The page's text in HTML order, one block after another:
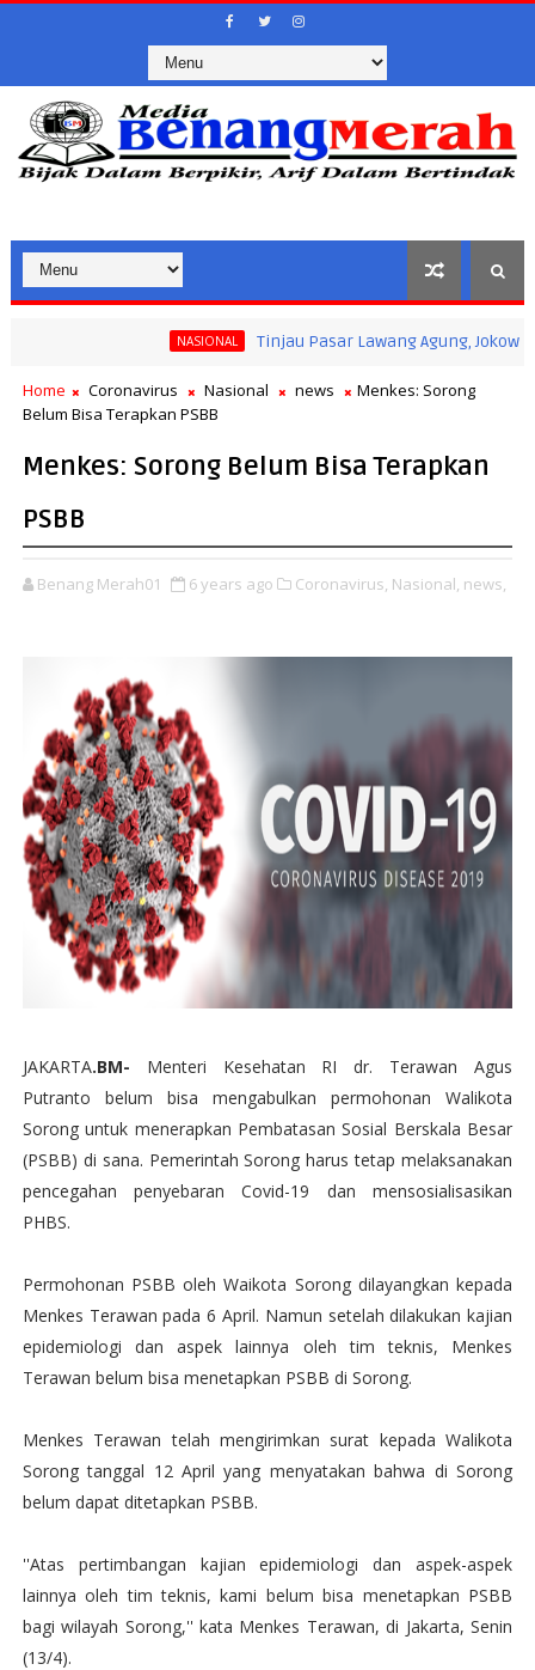
NASIONAL Tinjau Pasar Lawang Agung, Jokowi
Masyarakat Saat Ramadan
Home Coronavirus Nasional news
Menkes: Sorong
Belum Bisa Terapkan PSBB
Menkes: Sorong Belum Bisa Terapkan
PSBB
Benang Merah01 6 years ago Coronavirus, Nasional, news,
JAKARTA.BM- Menteri Kesehatan RI dr. Terawan Agus
Putranto belum bisa mengabulkan permohonan Walikota
Sorong untuk menerapkan Pembatasan Sosial Berskala Besar
(PSBB) di sana. Pemerintah Sorong harus tetap melaksanakan
pencegahan penyebaran Covid-19 dan mensosialisasikan
PHBS.
Permohonan PSBB oleh Waikota Sorong dilayangkan kepada
Menkes Terawan pada 6 April. Namun setelah dilakukan kajian
epidemiologi dan aspek lainnya oleh tim teknis, Menkes
Terawan belum bisa menetapkan PSBB di Sorong.
Menkes Terawan telah mengirimkan surat kepada Walikota
Sorong tanggal 12 April yang menyatakan bahwa di Sorong
belum dapat ditetapkan PSBB.
''Atas pertimbangan kajian epidemiologi dan aspek-aspek
lainnya oleh tim teknis, kami belum bisa menetapkan PSBB
bagi wilayah Sorong,'' kata Menkes Terawan, di Jakarta, Senin
(13/4).